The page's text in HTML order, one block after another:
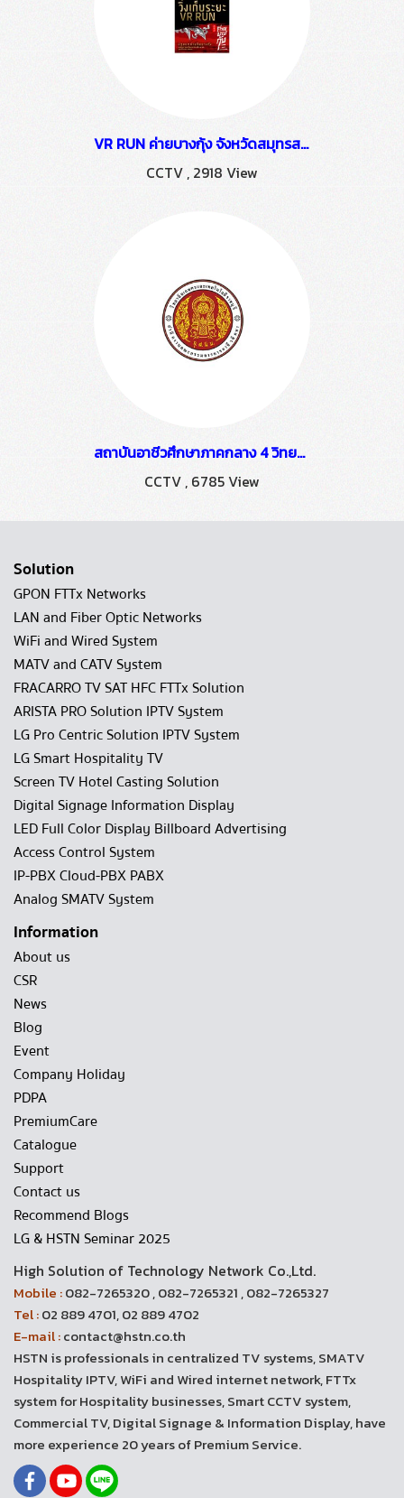
VR RUN ค่ายบางกุ้ง จังหวัดสมุทรสงคราม
CCTV , 2918 View
สถาบันอาชีวศึกษาภาคกลาง 4 วิทยาลัยเทคนิคราชบุรี
CCTV, 6785 View
Solution
GPON FTTx Networks
LAN and Fiber Optic Networks
WiFi and Wired System
MATV and CATV System
FRACARRO TV SAT HFC FTTx Solution
ARISTA PRO Solution IPTV System
LG Pro Centric Solution IPTV System
LG Smart Hospitality TV
Screen TV Hotel Casting Solution
Digital Signage Information Display
LED Full Color Display Billboard Advertising
Access Control System
IP-PBX Cloud-PBX PABX
Analog SMATV System
Information
About us
CSR
News
Blog
Event
Company Holiday
PDPA
PremiumCare
Catalogue
Support
Contact us
Recommend Blogs
LG & HSTN Seminar 2025
High Solution of Technology Network Co.,Ltd.
Mobile :082-7265320 , 082-7265321 , 082-7265327
Tel :02 889 4701, 02 889 4702
E-mail :contact@hstn.co.th
HSTN is professionals in centralized TV systems, SMATV
Hospitality IPTV, WiFi and Wired internet network, FTTx
system for Hospitality businesses, Smart CCTV system,
Commercial TV, Digital Signage & Information Display, have
more experience 20 years of Premium Service.